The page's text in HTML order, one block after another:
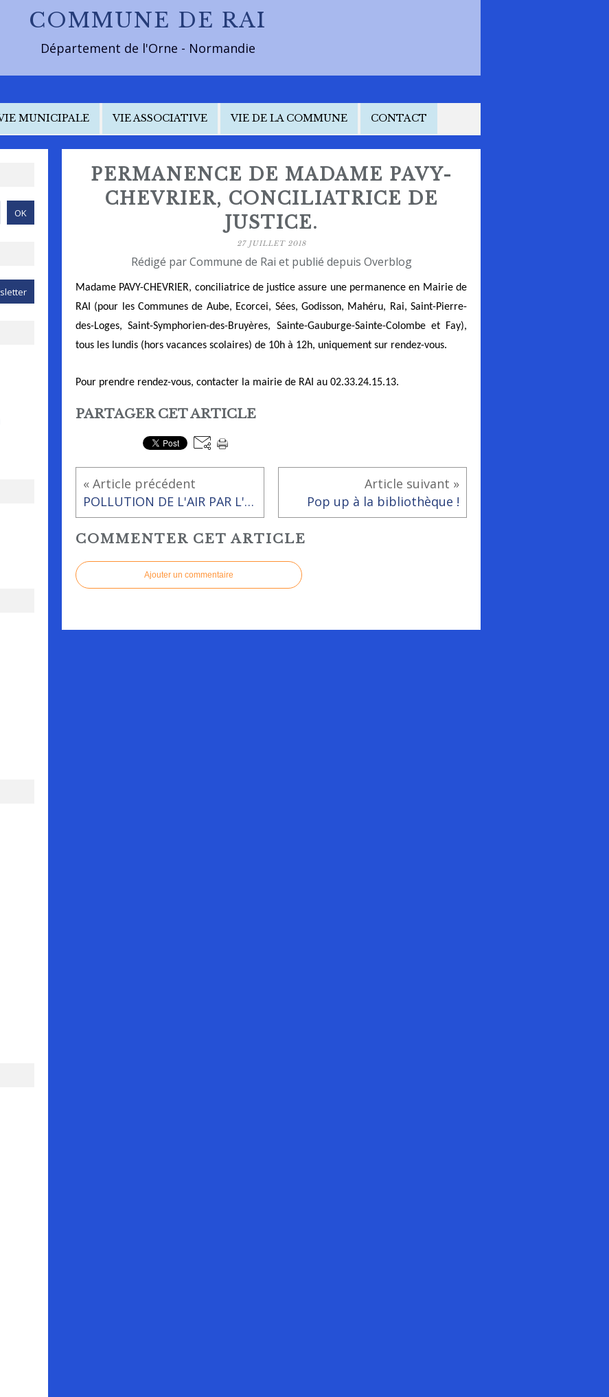
COMMUNE DE RAI
Département de l'Orne - Normandie
MUNICIPALE VIE ASSOCIATIVE VIE DE LA COMMUNE CONTACT
PERMANENCE DE MADAME PAVY-
CHEVRIER, CONCILIATRICE DE
JUSTICE.
27 JUILLET 2018
Rédigé par Commune de Rai et publié depuis Overblog
Madame PAVY-CHEVRIER, conciliatrice de justice assure une permanence en Mairie de
RAI (pour les Communes de Aube, Ecorcei, Sées, Godisson, Mahéru, Rai, Saint-Pierre-
des-Loges, Saint-Symphorien-des-Bruyères, Sainte-Gauburge-Sainte-Colombe et Fay),
tous les lundis (hors vacances scolaires) de 10h à 12h, uniquement sur rendez-vous.
Pour prendre rendez-vous, contacter la mairie de RAI au 02.33.24.15.13.
PARTAGER CET ARTICLE
« Article précédent
POLLUTION DE L'AIR PAR L'OZONE
Article suivant »
Pop up à la bibliothèque !
COMMENTER CET ARTICLE
Ajouter un commentaire